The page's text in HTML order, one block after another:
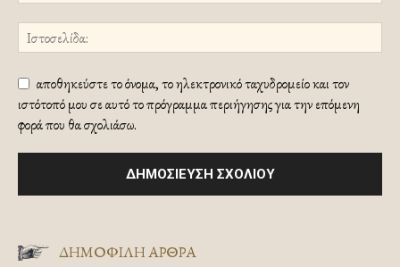
αποθηκεύστε το όνομα, το ηλεκτρονικό ταχυδρομείο και τον
ιστότοπό μου σε αυτό το πρόγραμμα περιήγησης για την επόμενη
φορά που θα σχολιάσω.
ΔΗΜΟΦΙΛΗ ΑΡΘΡΑ